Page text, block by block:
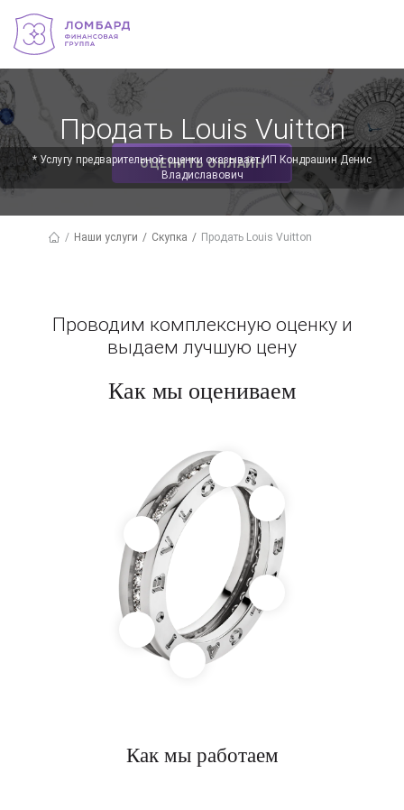
Продать Louis Vuitton
ОЦЕНИТЬ ОНЛАЙН
✕
* Услугу предварительной оценки оказывает ИП Кондрашин Денис
Владиславович
Наши услуги Скупка Продать Louis Vuitton
Проводим комплексную оценку и
выдаем лучшую цену
Как мы оцениваем
Как мы работаем